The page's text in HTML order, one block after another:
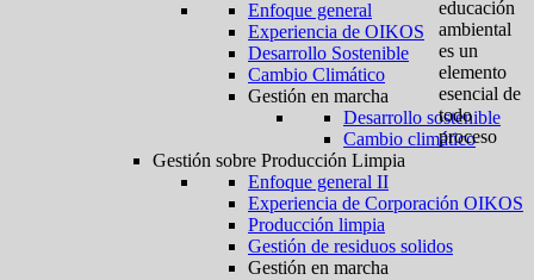
Enfoque general
Experiencia de OIKOS
Desarrollo Sostenible
Cambio Climático
Gestión en marcha
Desarrollo sostenible
Cambio climático
Gestión sobre Producción Limpia
Enfoque general II
Experiencia de Corporación OIKOS
Producción limpia
Gestión de residuos solidos
Gestión en marcha
educación
ambiental
es un
elemento
esencial de
todo
proceso